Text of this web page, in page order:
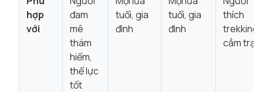
hợp
với
đam
mê
thám
hiểm,
thể lực
tốt
tuổi, gia
đình
tuổi, gia
đình
thích
trekking,
cắm trại